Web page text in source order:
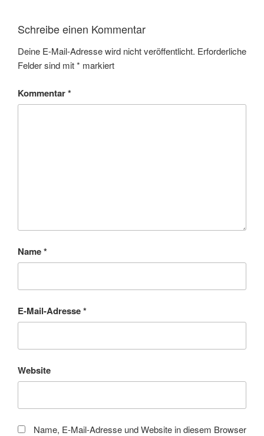
Schreibe einen Kommentar
Deine E-Mail-Adresse wird nicht veröffentlicht. Erforderliche
Felder sind mit* markiert
Kommentar*
Name*
E-Mail-Adresse*
Website
Name, E-Mail-Adresse und Website in diesem Browser